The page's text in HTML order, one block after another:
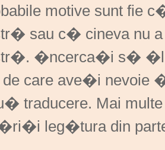
motive sunt fie
sau c� cineva nu
�ncerca�i s� �l
de care ave�i
traducere. Mai
leg�tura din